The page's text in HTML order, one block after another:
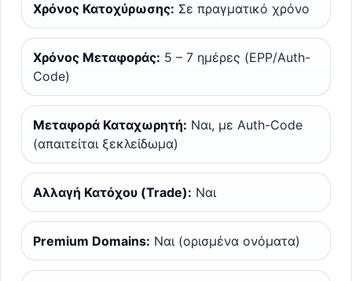
Χρόνος Κατοχύρωσης: Σε πραγματικό χρόνο
Χρόνος Μεταφοράς: 5 – 7 ημέρες (EPP/Auth-
Code)
Μεταφορά Καταχωρητή: Ναι, με Auth-Code
(απαιτείται ξεκλείδωμα)
Αλλαγή Κατόχου (Trade): Ναι
Premium Domains: Ναι (ορισμένα ονόματα)